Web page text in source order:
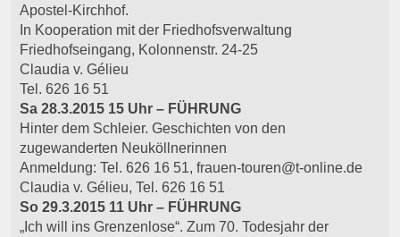
Apostel-Kirchhof.
In Kooperation mit der Friedhofsverwaltung
Friedhofseingang, Kolonnenstr. 24-25
Claudia v. Gélieu
Tel. 626 16 51
Sa 28.3.2015 15 Uhr – FÜHRUNG
Hinter dem Schleier. Geschichten von den
zugewanderten Neuköllnerinnen
Anmeldung: Tel. 626 16 51, frauen-touren@t-online.de
Claudia v. Gélieu, Tel. 626 16 51
So 29.3.2015 11 Uhr – FÜHRUNG
„Ich will ins Grenzenlose“. Zum 70. Todesjahr der